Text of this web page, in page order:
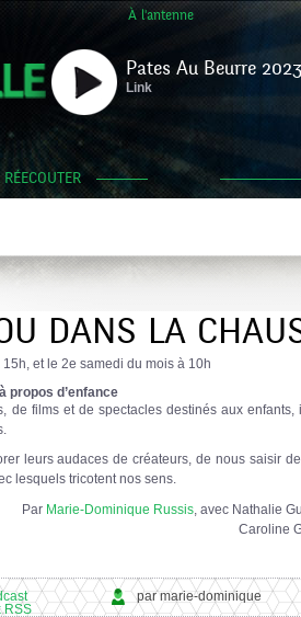
À l'antenne
Pates Au Beurre
Link
DANS LA
15h, et le 2e samedi du mois à 10h
propos d’enfance
de films et de spectacles destinés aux
leurs audaces de créateurs, de nous saisir
lesquels tricotent nos sens.
Par Marie-Dominique Russis , avec Nathalie
Caroline
RSS
par marie-dominique